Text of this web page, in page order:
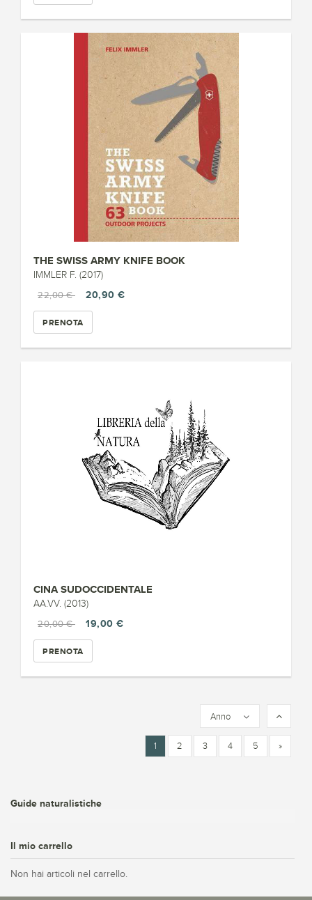
THE SWISS ARMY KNIFE BOOK
IMMLER F. (2017)
22,00 €
20,90 €
PRENOTA
CINA SUDOCCIDENTALE
AA.VV. (2013)
20,00 €
19,00 €
PRENOTA
Anno
1 2 3 4 5 »
Guide naturalistiche
Il mio carrello
Non hai articoli nel carrello.